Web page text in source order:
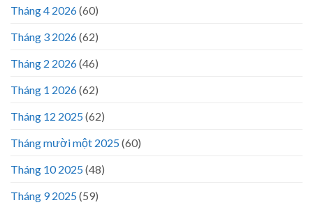
Tháng 4 2026(60)
Tháng 3 2026(62)
Tháng 2 2026(46)
Tháng 1 2026(62)
Tháng 12 2025(62)
Tháng mười một 2025(60)
Tháng 10 2025(48)
Tháng 9 2025(59)